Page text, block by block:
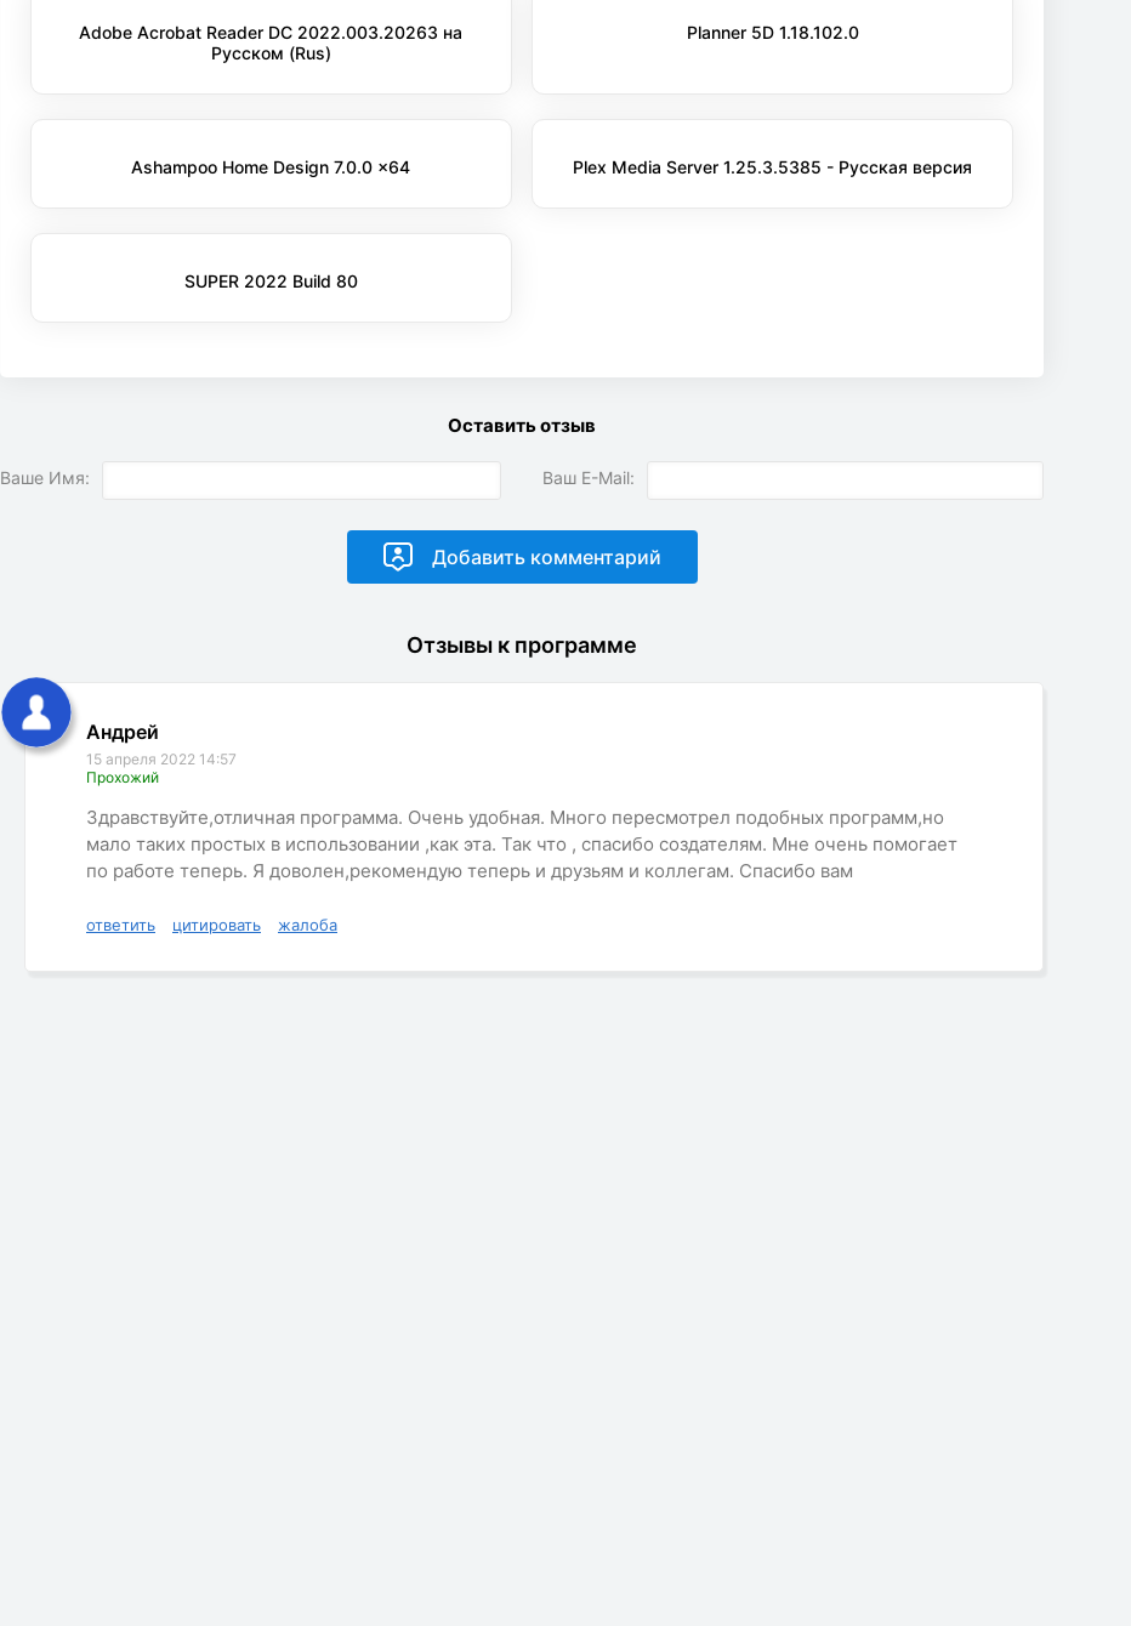
Adobe Acrobat Reader DC 2022.003.20263 на
Русском (Rus)
Planner 5D 1.18.102.0
Ashampoo Home Design 7.0.0 x64 Plex Media Server 1.25.3.5385 - Русская версия
SUPER 2022 Build 80
Оставить отзыв
Ваше Имя: Ваш E-Mail:
Отзывы к программе
Андрей
15 апреля 2022 14:57
Прохожий
Здравствуйте,отличная программа. Очень удобная. Много пересмотрел подобных программ,но
мало таких простых в использовании ,как эта. Так что , спасибо создателям. Мне очень помогает
по работе теперь. Я доволен,рекомендую теперь и друзьям и коллегам. Спасибо вам
ответить цитировать жалоба